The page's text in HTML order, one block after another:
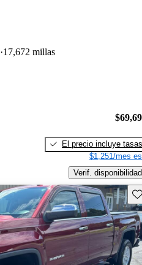
17,672 millas
El precio incluye tasas
$1,251/mes
Verif. disponibilidad